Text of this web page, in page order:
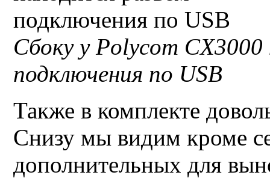
Сбоку уPolycom CX3000
подключения по USB
Также в комплекте
Снизу мы видим кроме
дополнительных для